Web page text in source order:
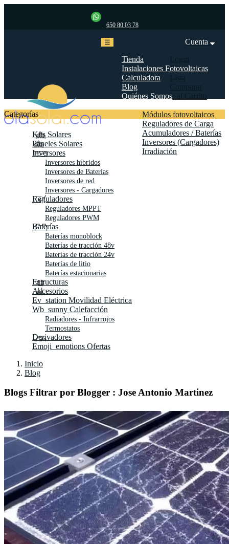
650 80 03 78
Cuenta
Mi cuenta
Ir al Carrito
Navegación
palanca
☰
Tienda
Instalaciones Fotovoltaicas
Calculadora
Blog
Quiénes Somos
Módulos fotovoltaicos
Reguladores de Carga
Acumuladores / Baterías
Inversores (Cargadores)
Irradiación
Categorías
Kits Solares
Paneles Solares
Inversores
Inversores híbridos
Inversores de Baterías
Inversores de red
Inversores - Cargadores
Reguladores
Reguladores MPPT
Reguladores PWM
Baterías
Baterías monoblock
Baterías de tracción 48v
Baterías de tracción 24v
Baterías de litio
Baterías estacionarias
Estructuras
Accesorios
Ev_station Movilidad Eléctrica
Wb_sunny Calefacción
Radiadores - Infrarrojos
Termostatos
Derivadores
Emoji_emotions Ofertas
Inicio
Blog
Blogs Filtrar por Blogger : Jose Antonio Martinez